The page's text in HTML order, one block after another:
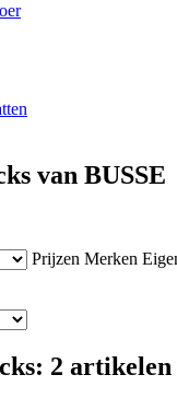
van BUSSE
Prijzen Merken
2 artikelen